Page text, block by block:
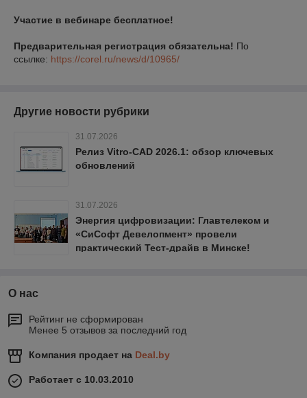
Участие в вебинаре бесплатное!
Предварительная регистрация обязательна! По
ссылке: https://corel.ru/news/d/10965/
Другие новости рубрики
31.07.2026
Релиз Vitro-CAD 2026.1: обзор ключевых
обновлений
31.07.2026
Энергия цифровизации: Главтелеком и
«СиСофт Девелопмент» провели
практический Тест-драйв в Минске!
О нас
Рейтинг не сформирован
Менее 5 отзывов за последний год
Компания продает на Deal.by
Работает с 10.03.2010